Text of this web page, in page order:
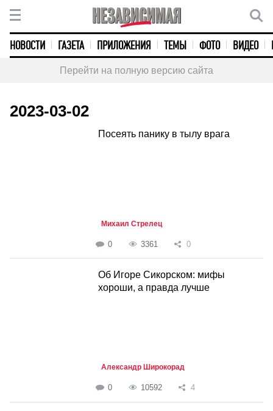
НОВОСТИ ГАЗЕТА ПРИЛОЖЕНИЯ ТЕМЫ ФОТО ВИДЕО
Перейти на полную версию сайта
2023-03-02
Посеять панику в тылу врага
Михаил Стрелец
0 3361 0
Об Игоре Сикорском: мифы
хороши, а правда лучше
Александр Широкорад
0 10592 4